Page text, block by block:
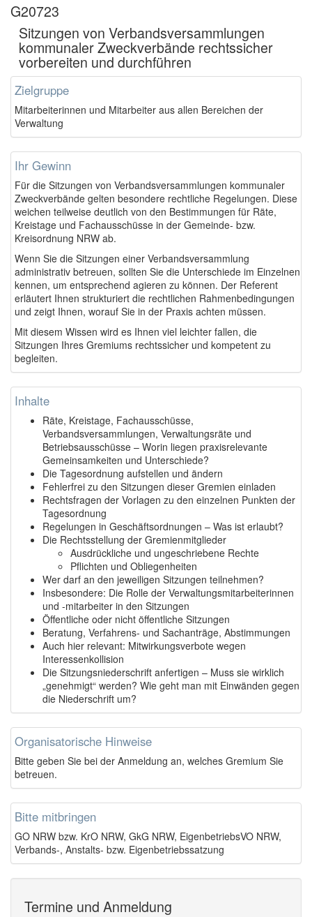
G20723
Sitzungen von Verbandsversammlungen
kommunaler Zweckverbände rechtssicher
vorbereiten und durchführen
Zielgruppe
Mitarbeiterinnen und Mitarbeiter aus allen Bereichen der
Verwaltung
Ihr Gewinn
Für die Sitzungen von Verbandsversammlungen kommunaler
Zweckverbände gelten besondere rechtliche Regelungen. Diese
weichen teilweise deutlich von den Bestimmungen für Räte,
Kreistage und Fachausschüsse in der Gemeinde- bzw.
Kreisordnung NRW ab.
Wenn Sie die Sitzungen einer Verbandsversammlung
administrativ betreuen, sollten Sie die Unterschiede im Einzelnen
kennen, um entsprechend agieren zu können. Der Referent
erläutert Ihnen strukturiert die rechtlichen Rahmenbedingungen
und zeigt Ihnen, worauf Sie in der Praxis achten müssen.
Mit diesem Wissen wird es Ihnen viel leichter fallen, die
Sitzungen Ihres Gremiums rechtssicher und kompetent zu
begleiten.
Inhalte
Räte, Kreistage, Fachausschüsse,
Verbandsversammlungen, Verwaltungsräte und
Betriebsausschüsse – Worin liegen praxisrelevante
Gemeinsamkeiten und Unterschiede?
Die Tagesordnung aufstellen und ändern
Fehlerfrei zu den Sitzungen dieser Gremien einladen
Rechtsfragen der Vorlagen zu den einzelnen Punkten der
Tagesordnung
Regelungen in Geschäftsordnungen – Was ist erlaubt?
Die Rechtsstellung der Gremienmitglieder
Ausdrückliche und ungeschriebene Rechte
Pflichten und Obliegenheiten
Wer darf an den jeweiligen Sitzungen teilnehmen?
Insbesondere: Die Rolle der Verwaltungsmitarbeiterinnen
und -mitarbeiter in den Sitzungen
Öffentliche oder nicht öffentliche Sitzungen
Beratung, Verfahrens- und Sachanträge, Abstimmungen
Auch hier relevant: Mitwirkungsverbote wegen
Interessenkollision
Die Sitzungsniederschrift anfertigen – Muss sie wirklich
„genehmigt“ werden? Wie geht man mit Einwänden gegen
die Niederschrift um?
Organisatorische Hinweise
Bitte geben Sie bei der Anmeldung an, welches Gremium Sie
betreuen.
Bitte mitbringen
GO NRW bzw. KrO NRW, GkG NRW, EigenbetriebsVO NRW,
Verbands-, Anstalts- bzw. Eigenbetriebssatzung
Termine und Anmeldung